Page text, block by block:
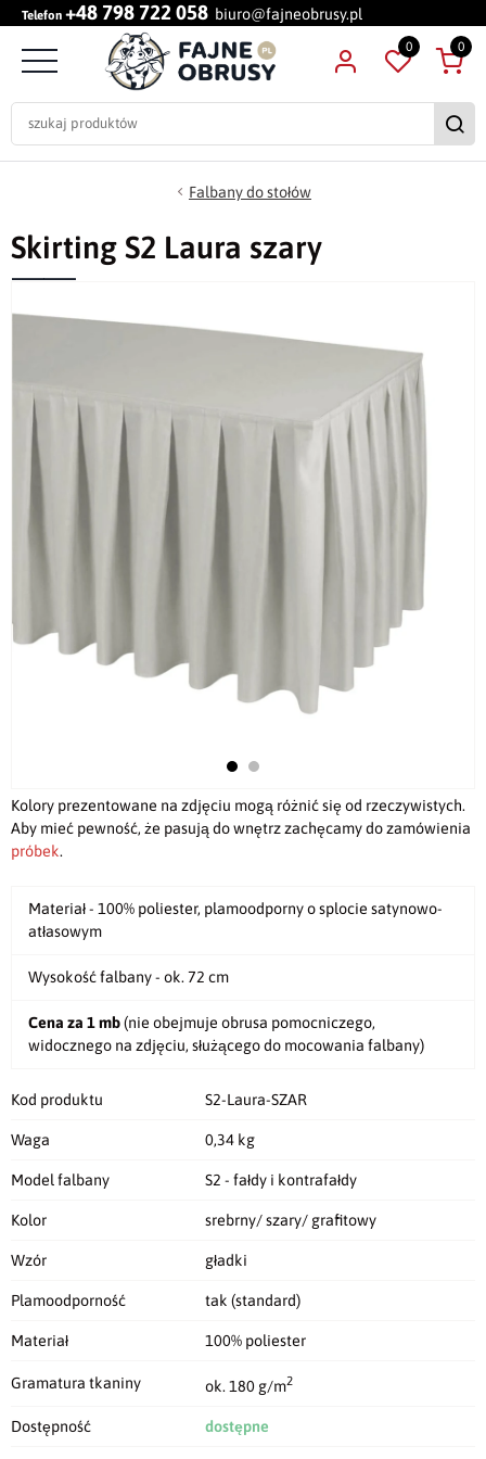
Telefon +48 798 722 058 biuro@fajneobrusy.pl
0 0
Falbany do stołów
Skirting S2 Laura szary
Kolory prezentowane na zdjęciu mogą różnić się od rzeczywistych.
Aby mieć pewność, że pasują do wnętrz zachęcamy do zamówienia
próbek.
Materiał - 100% poliester, plamoodporny o splocie satynowo-
atłasowym
Wysokość falbany - ok. 72 cm
Cena za 1 mb(nie obejmuje obrusa pomocniczego,
widocznego na zdjęciu, służącego do mocowania falbany)
Kod produktu S2-Laura-SZAR
Waga 0,34 kg
Model falbany S2 - fałdy i kontrafałdy
Kolor srebrny/ szary/ grafitowy
Wzór gładki
Plamoodporność tak (standard)
Materiał 100% poliester
Gramatura tkaniny ok. 180 g/m2
Dostępność dostępne